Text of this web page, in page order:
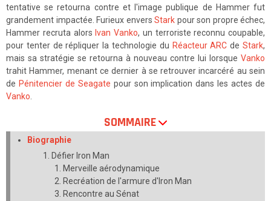
tentative se retourna contre et l'image publique de Hammer fut
grandement impactée. Furieux envers Stark pour son propre échec,
Hammer recruta alors Ivan Vanko, un terroriste reconnu coupable,
pour tenter de répliquer la technologie du Réacteur ARC deStark,
mais sa stratégie se retourna à nouveau contre lui lorsque Vanko
trahit Hammer, menant ce dernier à se retrouver incarcéré au sein
de Pénitencier de Seagate pour son implication dans les actes de
Vanko
SOMMAIRE
Biographie
Défier Iron Man
Merveille aérodynamique
Recréation de l'armure d'Iron Man
Rencontre au Sénat